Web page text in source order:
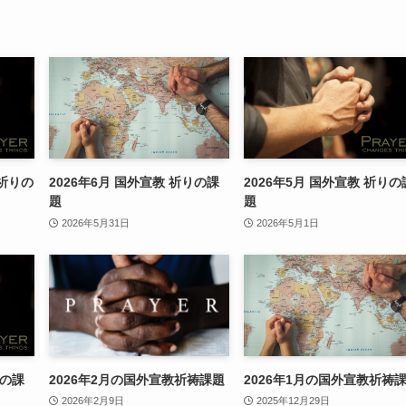
りの
2026年6月 国外宣教 祈りの課
題
2026年5月31日
2026年5月 国外宣教 祈りの
題
2026年5月1日
課 2026年2月の国外宣教祈祷課題
2026年2月9日
2026年1月の国外宣教祈祷
2025年12月29日